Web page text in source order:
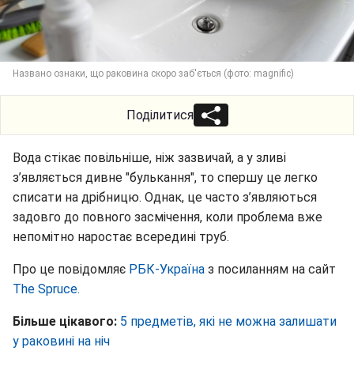
Названо ознаки, що раковина скоро заб'ється (фото: magnific)
Поділитися
Вода стікає повільніше, ніж зазвичай, а у зливі
з’являється дивне "булькання", то спершу це легко
списати на дрібницю. Однак, це часто з’являються
задовго до повного засмічення, коли проблема вже
непомітно наростає всередині труб.
Про це повідомляє РБК-Україна з посиланням на сайт
The Spruce.
Більше цікавого: 5 предметів, які не можна залишати
у раковині на ніч